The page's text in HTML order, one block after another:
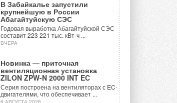
В Забайкалье запустили
крупнейшую в России
Абагайтуйскую СЭС
Годовая выработка Абагайтуйской СЭС
составит 223 221 тыс. кВт-ч ...
ВЧЕРА
Новинка — приточная
вентиляционная установка
ZILON ZPW-N 2000 INT EC
Серия построена на вентиляторах с EC-
двигателями, что обеспечивает ...